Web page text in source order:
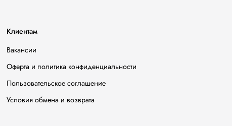
Клиентам
Вакансии
Оферта и политика конфиденциальности
Пользовательское соглашение
Условия обмена и возврата